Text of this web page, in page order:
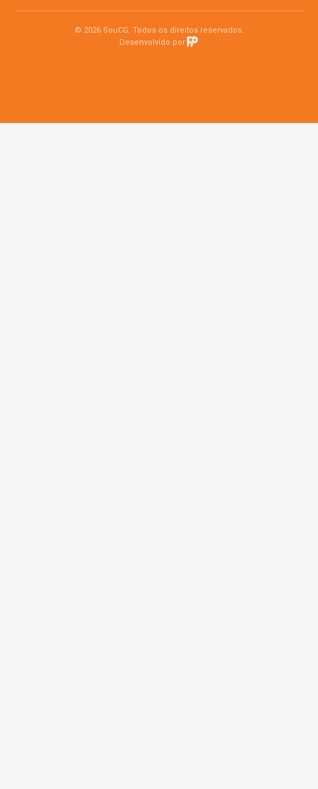
© 2026 SouCG. Todos os direitos reservados.
Desenvolvido por